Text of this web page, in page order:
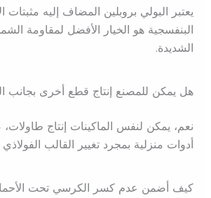
يعتبر البولي بروبلين المضاف إليه مثبتات
البنفسجية هو الخيار الأفضل لمقاومة
الشديدة.
هل يمكن للمصنع إنتاج قطع أخرى بجانب
نعم، يمكن لنفس الماكينات إنتاج
أدوات منزلية بمجرد تغيير القالب
كيف أضمن عدم كسر الكرسي تحت